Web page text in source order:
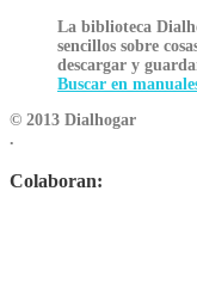
La biblioteca
sencillos sobre
descargar y
Buscar en
© 2013 Dialhogar
.
Colaboran: